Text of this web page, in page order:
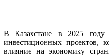
В Казахстане в 2025 году
инвестиционных проектов,
влияние на экономику